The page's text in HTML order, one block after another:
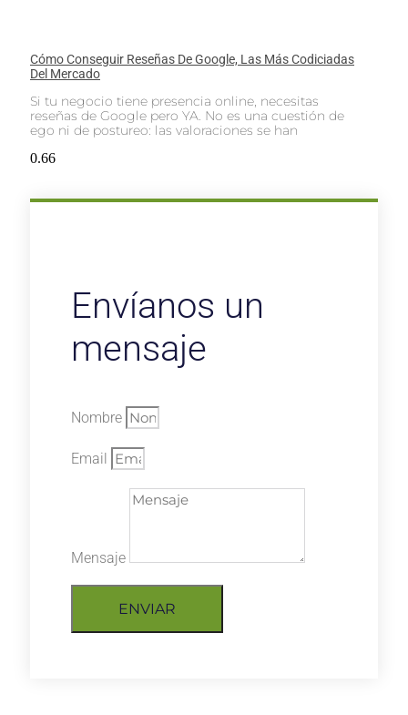
Cómo Conseguir Reseñas De Google, Las Más Codiciadas
Del Mercado
Si tu negocio tiene presencia online, necesitas
reseñas de Google pero YA. No es una cuestión de
ego ni de postureo: las valoraciones se han
Envíanos un
mensaje
Nombre
Email
Mensaje
ENVIAR